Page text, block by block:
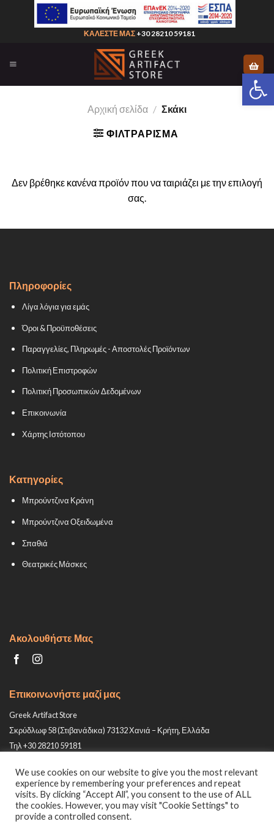
ΚΑΛΕΣΤΕ ΜΑΣ +30 28210 59181
Αρχική σελίδα / Σκάκι
ΦΙΛΤΡΆΡΙΣΜΑ
Δεν βρέθηκε κανένα προϊόν που να ταιριάζει με την επιλογή
σας.
Πληροφορίες
Λίγα λόγια για εμάς
Όροι & Προϋποθέσεις
Παραγγελίες, Πληρωμές - Αποστολές Προϊόντων
Πολιτική Επιστροφών
Πολιτική Προσωπικών Δεδομένων
Επικοινωνία
Χάρτης Ιστότοπου
Κατηγορίες
Μπρούντζινα Κράνη
Μπρούντζινα Οξειδωμένα
Σπαθιά
Θεατρικές Μάσκες
Ακολουθήστε Μας
Επικοινωνήστε μαζί μας
Greek Artifact Store
Σκρύδλωφ 58 (Στιβανάδικα) 73132 Χανιά – Κρήτη, Ελλάδα
Τηλ +30 28210 59181
We use cookies on our website to give you the most relevant
experience by remembering your preferences and repeat
visits. By clicking “Accept All”, you consent to the use of ALL
the cookies. However, you may visit "Cookie Settings" to
provide a controlled consent.